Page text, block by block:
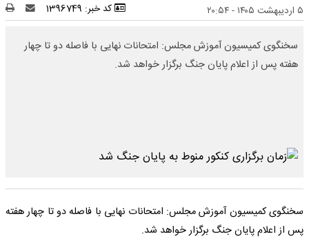
۵ اردیبهشت ۱۴۰۵ - ۲۰:۵۴ کد خبر: 1396749
سخنگوی کمیسیون آموزش مجلس: امتحانات نهایی با فاصله دو تا چهار
هفته پس از اعلام پایان جنگ برگزار خواهد شد.
سخنگوی کمیسیون آموزش مجلس: امتحانات نهایی با فاصله دو تا چهار هفته
پس از اعلام پایان جنگ برگزار خواهد شد.